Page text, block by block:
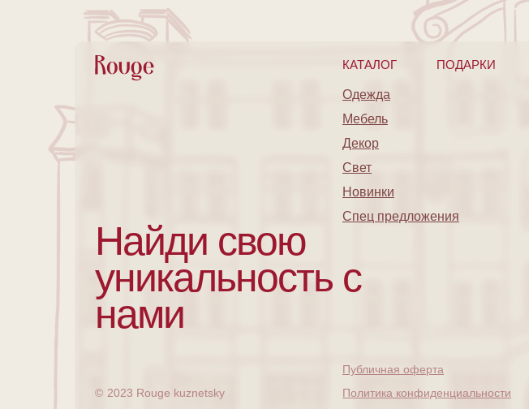
КАТАЛОГ ПОДАРКИ
Одежда
Мебель
Декор
Свет
Новинки
Спец предложения
Найди свою
уникальность с
нами
2023 Rouge kuznetsky
©
Публичная оферта
Политика конфиденциальности